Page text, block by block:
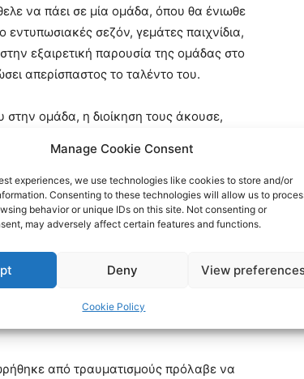
Manage Cookie Consent
experiences, we use technologies like cookies to store and/or
Consenting to these technologies will allow us to
behavior or unique IDs on this site. Not consenting or
may adversely affect certain features and functions.
Deny View
Cookie Policy
να πάει σε μία ομάδα, όπου θα ένιωθε
σεζόν, γεμάτες παιχνίδια,
εξαιρετική παρουσία της ομάδας στο
απερίσπαστος το ταλέντο του.
στην ομάδα, η διοίκηση τους άκουσε,
Ο Σάρρι τον χρησιμοποίησε σε
στα πόδια του. Έκλεισε την σεζόν με
λεπτά.
ρόστερ, αλλά δεν δηλώθηκε στα
σαν αλλαγή και τον Γενάρη έφυγε για
να τον αποκτήσει, ώστε να την
να πετύχει το στόχο της και ο
ήταν ο σύλλογος που κέρδισε την
από τραυματισμούς πρόλαβε να